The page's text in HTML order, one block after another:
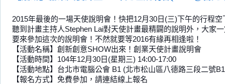
2015年最後的一場天使說明會！快把12月30日(三)下午的行程
聽到計畫主持人Stephen Lai對天使計畫最精闢的說明外，大家
要來參加這次的說明會！不然就要等2016有緣再相逢啦！
【活動名稱】創新創意SHOW出來！創業天使計畫說明會
【活動時間】104年12月30日(星期三) 14:00-17:00
【活動地點】台北市電腦公會 B1 (北市松山區八德路三段二號
【報名方式】免費參加，請連結線上報名